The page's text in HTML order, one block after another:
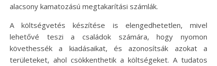
alacsony kamatozású megtakarítási számlák.
A költségvetés készítése is elengedhetetlen, mivel
lehetővé teszi a családok számára, hogy nyomon
követhessék a kiadásaikat, és azonosítsák azokat a
területeket, ahol csökkenthetik a költségeket. A tudatos